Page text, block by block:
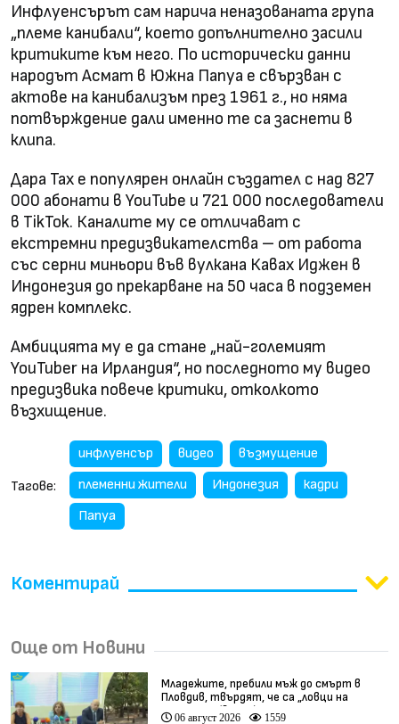
Инфлуенсърът сам нарича неназованата група
„племе канибали“, което допълнително засили
критиките към него. По исторически данни
народът Асмат в Южна Папуа е свързван с
актове на канибализъм през 1961 г., но няма
потвърждение дали именно те са заснети в
клипа.
Дара Тах е популярен онлайн създател с над 827
000 абонати в YouTube и 721 000 последователи
в TikTok. Каналите му се отличават с
екстремни предизвикателства – от работа
със серни миньори във вулкана Кавах Иджен в
Индонезия до прекарване на 50 часа в подземен
ядрен комплекс.
Амбицията му е да стане „най-големият
YouTuber на Ирландия“, но последното му видео
предизвика повече критики, отколкото
възхищение.
Тагове:
инфлуенсър видео
възмущение
племенни жители
Индонезия
кадри
Папуа
Коментирай
Още от Новини
Младежите, пребили мъж до смърт в
Пловдив, твърдят, че са „ловци на
педофили” (видео)
06 август 2026 1559